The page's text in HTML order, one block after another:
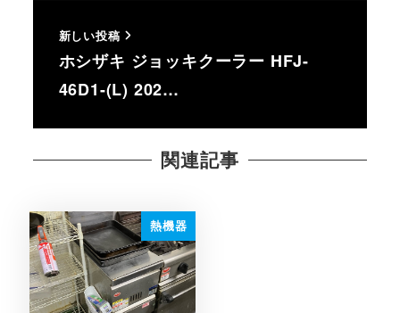
新しい投稿
ホシザキ ジョッキクーラー HFJ-
46D1-(L) 202…
関連記事
熱機器